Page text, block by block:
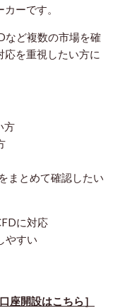
ーです。
など複数の市場を確
を重視したい方に
方
まとめて確認したい
に対応
やすい
座開設はこちら］